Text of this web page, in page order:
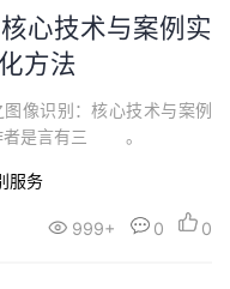
心技术与案例实
始化方法
像识别：核心技术与案例
者是言有三 。
服务
999+ 0 0